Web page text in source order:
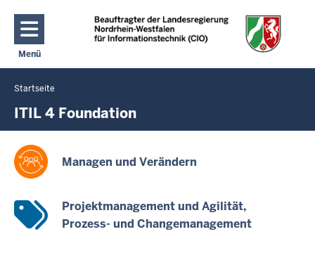
Direkt zum Inhalt
Menü
Navigation aktivieren/deaktivieren: Hauptmenü
Sie
befinden
hier
Startseite
ITIL 4 Foundation
Managen und Verändern
Projektmanagement und Agilität
Prozess- und Changemanagement